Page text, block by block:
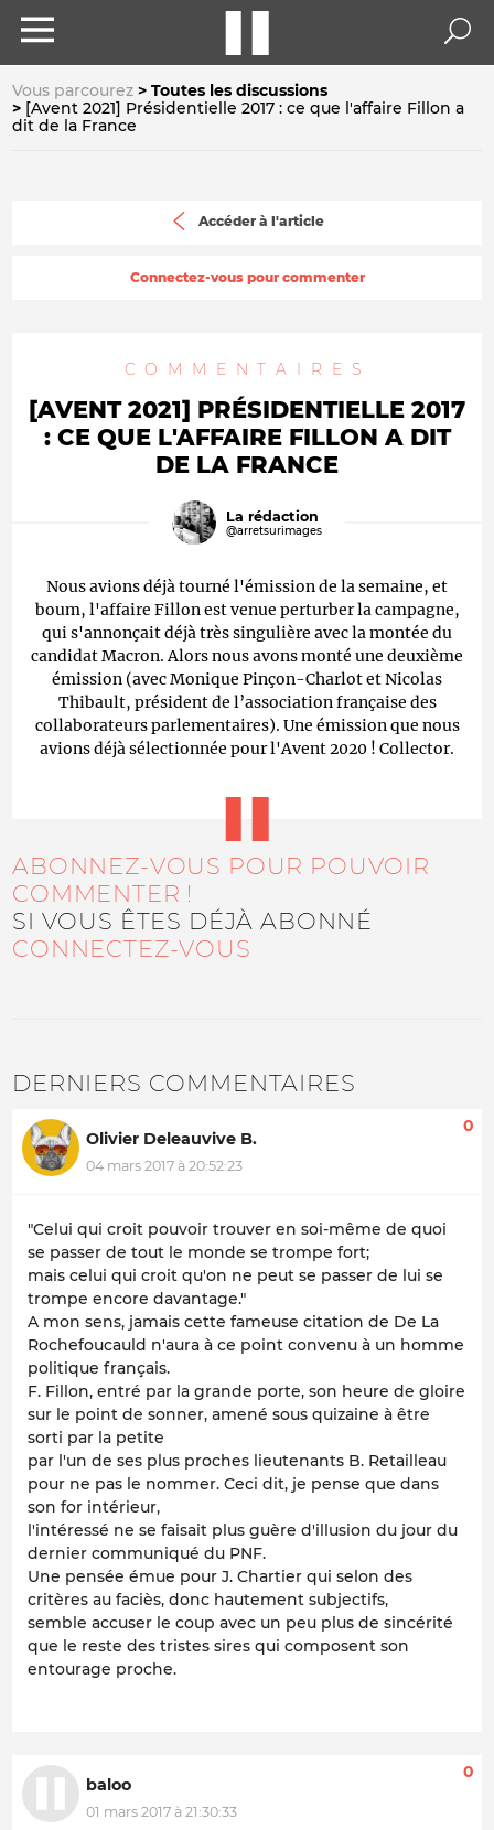
Vous parcourez
Toutes les discussions
[Avent 2021] Présidentielle 2017 : ce que l'affaire Fillon a
dit de la France
Accéder à l'article
Connectez-vous pour commenter
COMMENTAIRES
[AVENT 2021] PRÉSIDENTIELLE 2017
: CE QUE L'AFFAIRE FILLON A DIT
DE LA FRANCE
La rédaction
@arretsurimages
Nous avions déjà tourné l'émission de la semaine, et
boum, l'affaire Fillon est venue perturber la campagne,
qui s'annonçait déjà très singulière avec la montée du
candidat Macron. Alors nous avons monté une deuxième
émission (avec Monique Pinçon-Charlot et Nicolas
Thibault, président de l’association française des
collaborateurs parlementaires). Une émission que nous
avions déjà sélectionnée pour l'Avent 2020 ! Collector.
ABONNEZ-VOUS POUR POUVOIR
COMMENTER !
SI VOUS ÊTES DÉJÀ ABONNÉ
CONNECTEZ-VOUS
DERNIERS COMMENTAIRES
Olivier Deleauvive B.
04 mars 2017 à 20:52:23
0
"Celui qui croit pouvoir trouver en soi-même de quoi
se passer de tout le monde se trompe fort;
mais celui qui croit qu'on ne peut se passer de lui se
trompe encore davantage."
A mon sens, jamais cette fameuse citation de De La
Rochefoucauld n'aura à ce point convenu à un homme
politique français.
F. Fillon, entré par la grande porte, son heure de gloire
sur le point de sonner, amené sous quizaine à être
sorti par la petite
par l'un de ses plus proches lieutenants B. Retailleau
pour ne pas le nommer. Ceci dit, je pense que dans
son for intérieur,
l'intéressé ne se faisait plus guère d'illusion du jour du
dernier communiqué du PNF.
Une pensée émue pour J. Chartier qui selon des
critères au faciès, donc hautement subjectifs,
semble accuser le coup avec un peu plus de sincérité
que le reste des tristes sires qui composent son
entourage proche.
baloo
01 mars 2017 à 21:30:33
0